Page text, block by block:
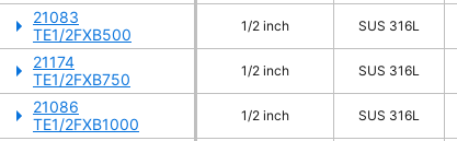
21083
TE1/2FXB500
1/2 inch SUS 316L
21174
TE1/2FXB750
1/2 inch SUS 316L
21086
TE1/2FXB1000
1/2 inch SUS 316L